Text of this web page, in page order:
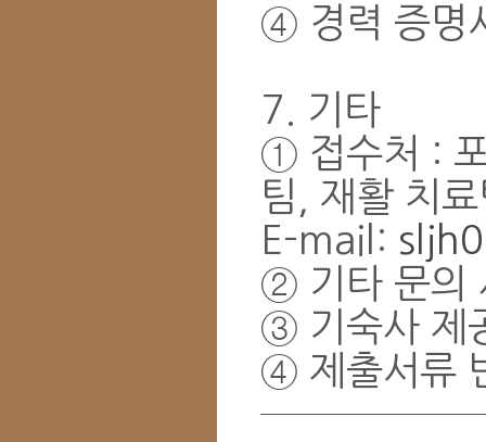
④ 경력 증명
7. 기타
① 접수처 :
팀, 재활 치
E-mail:
② 기타 문의
③ 기숙사 제
④ 제출서류